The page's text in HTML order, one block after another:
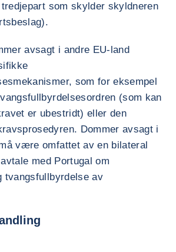
som skylder skyldneren
avsagt i andre EU-land
som for eksempel
(som kan
er ubestridt) eller den
Dommer avsagt i
være omfattet av en bilateral
med Portugal om
tvangsfullbyrdelse av